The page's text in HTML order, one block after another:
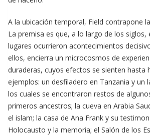
A la ubicación temporal, Field contrapone
La premisa es que, a lo largo de los siglos,
lugares ocurrieron acontecimientos
ellos, encierra un microcosmos de
duraderas, cuyos efectos se sienten hasta
ejemplos: un desfiladero en Tanzania y un
los cuales se encontraron restos de
primeros ancestros; la cueva en Arabia
el islam; la casa de Ana Frank y su
Holocausto y la memoria; el Salón de los